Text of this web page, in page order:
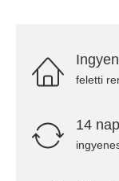
feletti
14